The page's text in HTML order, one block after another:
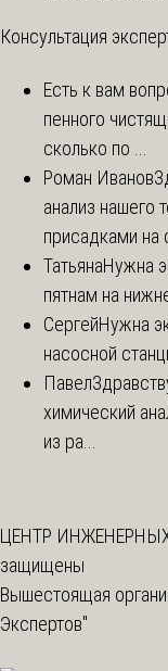
Консультация
Есть к вам
пенного
сколько по ...
Роман Иванов
анализ нашего
присадками на
ТатьянаНужна
пятнам на
СергейНужна
насосной
Павел
химический
из ра...
ЦЕНТР
защищены
Вышестоящая
Экспертов"